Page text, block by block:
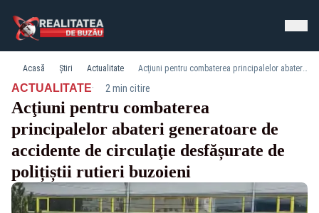
Acasă Știri Actualitate Acţiuni pentru combaterea principalelor abateri generatoare de accidente de circulaţie desfășurate de polițiștii rutieri buzoieni
ACTUALITATE· 2 min citire
Acţiuni pentru combaterea
principalelor abateri generatoare de
accidente de circulaţie desfășurate de
polițiștii rutieri buzoieni